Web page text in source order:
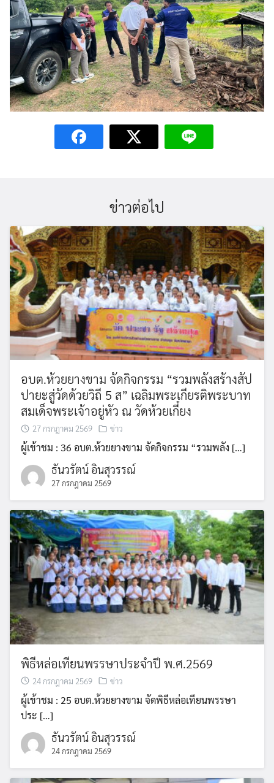
Search
for:
Search
ข่าวต่อไป
อบต.ห้วยยางขาม จัดกิจกรรม “รวมพลังสร้างสัป
ปายะสู่วัดด้วยวิถี 5 ส” เฉลิมพระเกียรติพระบาท
สมเด็จพระเจ้าอยู่หัว ณ วัดห้วยเกี๋ยง
27 กรกฎาคม 2569 ข่าว
ผู้เข้าชม : 36 อบต.ห้วยยางขาม จัดกิจกรรม “รวมพลัง […]
ธันวรัตน์ อินสุวรรณ์
27 กรกฎาคม 2569
พิธีหล่อเทียนพรรษาประจำปี พ.ศ.2569
24 กรกฎาคม 2569 ข่าว
ผู้เข้าชม : 25 อบต.ห้วยยางขาม จัดพิธีหล่อเทียนพรรษา
ประ […]
ธันวรัตน์ อินสุวรรณ์
24 กรกฎาคม 2569